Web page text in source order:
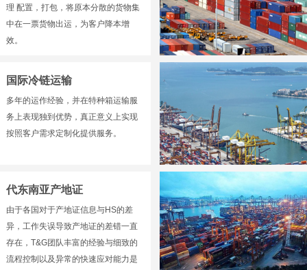
理 配置，打包，将原本分散的货物集
中在一票货物出运，为客户降本增
效。
国际冷链运输
多年的运作经验，并在特种箱运输服
务上表现独到优势，真正意义上实现
按照客户需求定制化提供服务。
代东南亚产地证
由于各国对于产地证信息与HS的差
异，工作失误导致产地证的差错一直
存在，T&G团队丰富的经验与细致的
流程控制以及异常的快速应对能力是